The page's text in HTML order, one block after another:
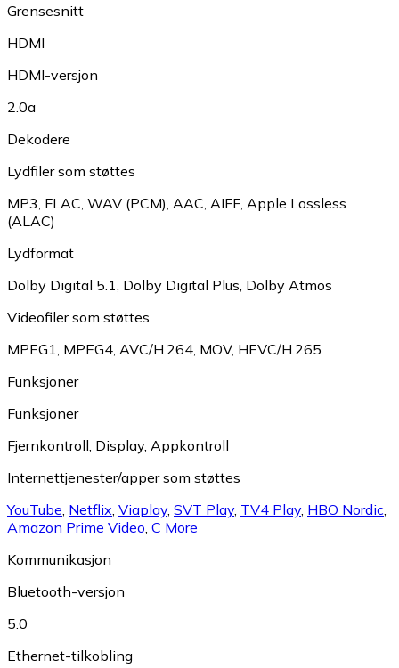
Grensesnitt
HDMI
HDMI-versjon
2.0a
Dekodere
Lydfiler som støttes
MP3 FLAC WAV (PCM) AAC AIFF Apple Lossless
(ALAC)
Lydformat
Dolby Digital 5.1 Dolby Digital Plus Dolby Atmos
Videofiler som støttes
MPEG1 MPEG4 AVC/H.264 MOV, HEVC/H.265
Funksjoner
Funksjoner
Fjernkontroll Display, Appkontroll
Internettjenester/apper som støttes
YouTube Netflix Viaplay, SVT Play, TV4 Play, HBO Nordic
Amazon Prime Video C More
Kommunikasjon
Bluetooth-versjon
5.0
Ethernet-tilkobling